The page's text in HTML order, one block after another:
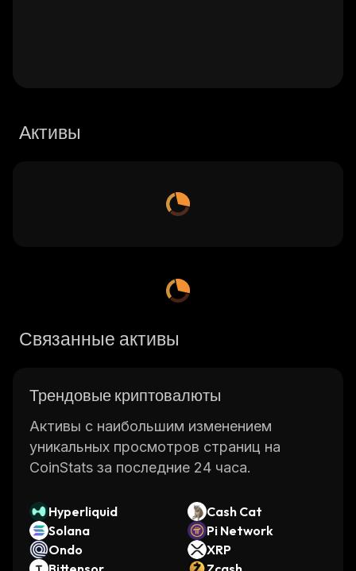
Активы
Связанные активы
Трендовые криптовалюты
Активы с наибольшим изменением
уникальных просмотров страниц на
CoinStats за последние 24 часа.
Hyperliquid
Cash Cat
Solana
Pi Network
Ondo
XRP